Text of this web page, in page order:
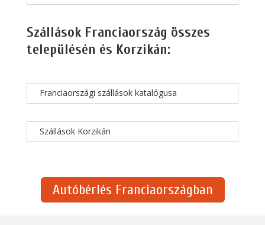
Szállások Franciaország összes
településén és Korzikán:
Franciaországi szállások katalógusa
Szállások Korzikán
Autóbérlés Franciaországban